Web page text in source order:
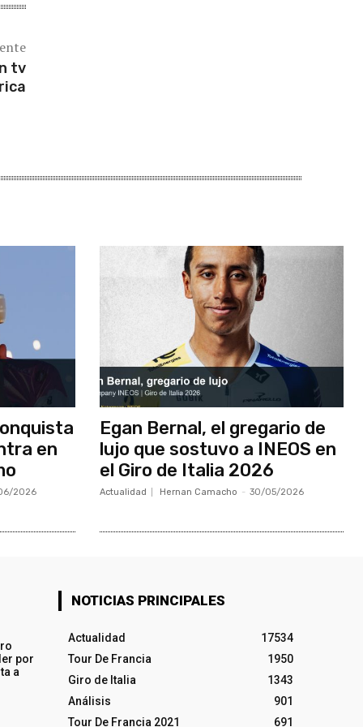
tv
en
2026
Egan Bernal, el gregario de
lujo que sostuvo a INEOS en
el Giro de Italia 2026
Actualidad Hernan Camacho - 30/05/2026
por
a
NOTICIAS PRINCIPALES
Actualidad
17534
Tour De Francia
1950
Giro de Italia
1343
Análisis
901
Tour De Francia 2021
691